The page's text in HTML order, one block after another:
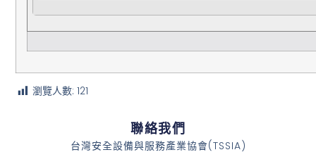
瀏覽人數: 121
聯絡我們
台灣安全設備與服務產業協會(TSSIA)